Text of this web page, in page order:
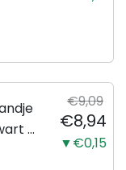
/
/...
-
€9,09
€8,94
▼€0,15